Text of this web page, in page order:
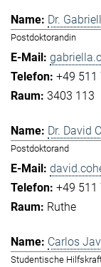
Dr.
Postdoktorandin
+49 511
3403 113
Dr. David
Postdoktorand
+49 511
Ruthe
Carlos
Studentische